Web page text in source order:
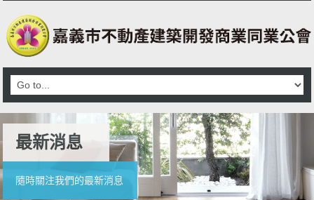
最新消息
隨時關注我們的最新消息